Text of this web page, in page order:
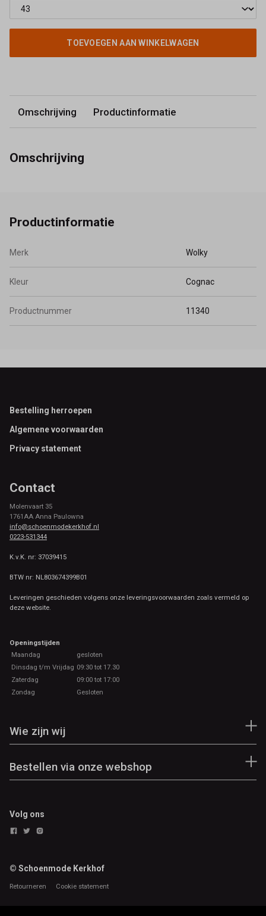
TOEVOEGEN AAN WINKELWAGEN
Omschrijving Productinformatie
Omschrijving
Productinformatie
Merk Wolky
Kleur Cognac
Productnummer 11340
Footer
Bestelling herroepen
Algemene voorwaarden
Privacy statement
Contact
Molenvaart 35
1761AA Anna Paulowna
info@schoenmodekerkhof.nl
0223-531344
K.v.K. nr: 37039415
BTW nr: NL803674399B01
Leveringen geschieden volgens onze leveringsvoorwaarden zoals vermeld op
deze website.
Openingstijden
Maandag
gesloten
Dinsdag t/m Vrijdag 09:30 tot 17.30
Zaterdag
09:00 tot 17:00
Zondag
Gesloten
Wie zijn wij
Bestellen via onze webshop
Volg ons
© Schoenmode Kerkhof
Retourneren Cookie statement